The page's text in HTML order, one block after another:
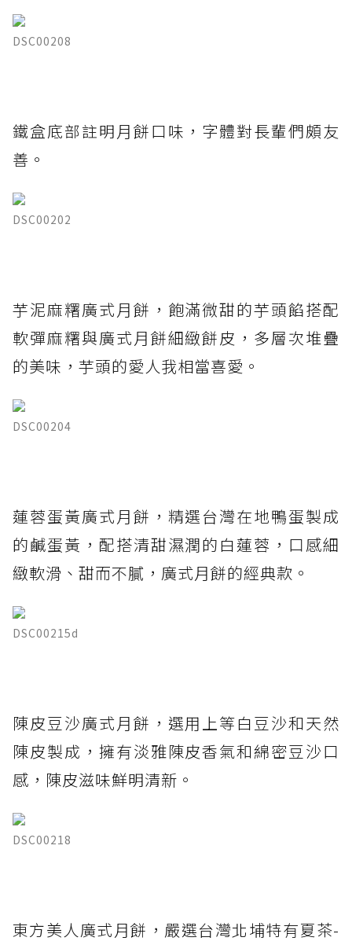
DSC00208
鐵盒底部註明月餅口味，字體對長輩們頗友
善。
DSC00202
芋泥麻糬廣式月餅，飽滿微甜的芋頭餡搭配
軟彈麻糬與廣式月餅細緻餅皮，多層次堆疊
的美味，芋頭的愛人我相當喜愛。
DSC00204
蓮蓉蛋黃廣式月餅，精選台灣在地鴨蛋製成
的鹹蛋黃，配搭清甜濕潤的白蓮蓉，口感細
緻軟滑、甜而不膩，廣式月餅的經典款。
DSC00215d
陳皮豆沙廣式月餅，選用上等白豆沙和天然
陳皮製成，擁有淡雅陳皮香氣和綿密豆沙口
感，陳皮滋味鮮明清新。
DSC00218
東方美人廣式月餅，嚴選台灣北埔特有夏茶-